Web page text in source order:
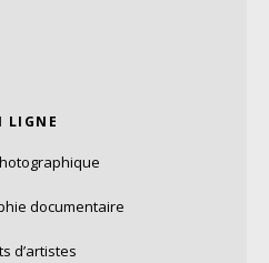
LIGNE
documentaire
d’artistes